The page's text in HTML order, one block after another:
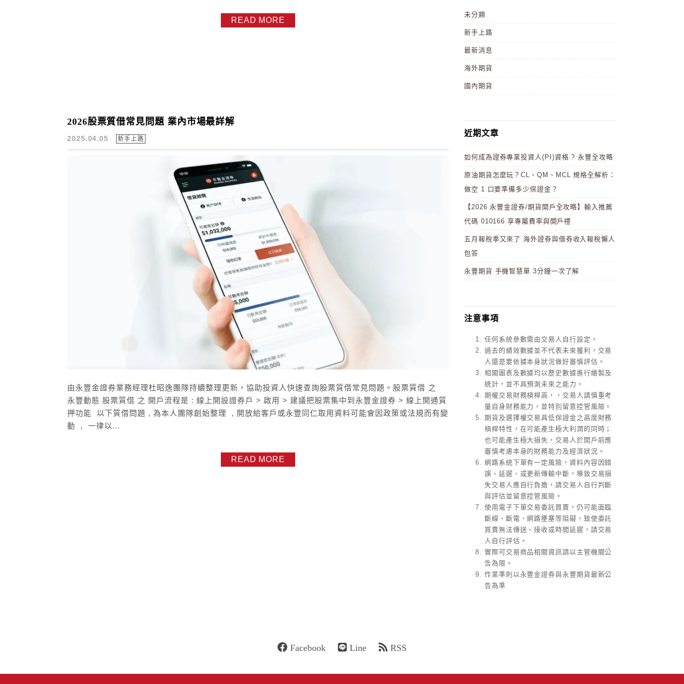
READ MORE
2026股票質借常見問題 業內市場最詳解
2025.04.05 新手上路
由永豐金證券業務經理杜昭逸團隊持續整理更新，協助投資人快速查詢股票質借常見問題。股票質借 之
永豐動態 股票質借 之 開戶流程是 : 線上開設證券戶 > 啟用 > 建議把股票集中到永豐金證券 > 線上開通質
押功能 以下質借問題 , 為本人團隊創始整理 , 開放給客戶或永豐同仁取用資料可能會因政策或法規而有變
動 , 一律以...
READ MORE
未分類
新手上路
最新消息
海外期貨
國內期貨
近期文章
如何成為證券專業投資人(PI)資格 ? 永豐全攻略
原油期貨怎麼玩？CL、QM、MCL 規格全解析：
做空 1 口要準備多少保證金？
【2026 永豐金證券/期貨開戶全攻略】輸入推薦
代碼 010166 享專屬費率與開戶禮
五月報稅季又來了 海外證券與借券收入報稅懶人
包答
永豐期貨 手機智慧單 3分鐘一次了解
注意事項
任何系統參數需由交易人自行設定。
過去的績效數據並不代表未來獲利，交易
人還是要依據本身狀況做好審慎評估。
相關圖表及數據均以歷史數據進行繪製及
統計，並不具預測未來之能力。
期權交易財務槓桿高，，交易人請慎重考
量自身財務能力，並特別留意控管風險。
期貨及選擇權交易具低保證金之高度財務
槓桿特性，在可能產生極大利潤的同時；
也可能產生極大損失，交易人於開戶前應
審慎考慮本身的財務能力及經濟狀況。
網路系統下單有一定風險，資料內容因錯
誤、延遲、或更新傳輸中斷，導致交易損
失交易人應自行負擔，請交易人自行判斷
與評估並留意控管風險。
使用電子下單交易委託買賣，仍可能面臨
斷線、斷電、網路壅塞等阻礙，致使委託
買賣無法傳送、接收或時間延遲，請交易
人自行評估。
實際可交易商品相關資訊請以主管機關公
告為限。
作業準則以永豐金證券與永豐期貨最新公
告為準
Facebook Line RSS